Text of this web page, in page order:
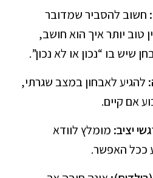
חשוב להסביר שמדובר
טוב יותר איך הוא חושב,
שיש בו “נכון או לא נכון”.
להגיע לאבחון במצב שגרתי,
אם קיים.
יציב: מומלץ לוודא
ככל האפשר.